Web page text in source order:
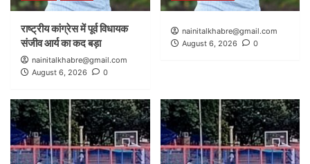
राष्ट्रीय कांग्रेस में पूर्व विधायक
संजीव आर्य का कद बड़ा
nainitalkhabre@gmail.com
August 6, 2026
0
nainitalkhabre@gmail.com
August 6, 2026
0